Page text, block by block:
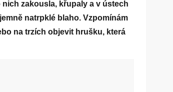
zakousla, křupaly a v ústech
natrpklé blaho. Vzpomínám
na trzích objevit hrušku, která